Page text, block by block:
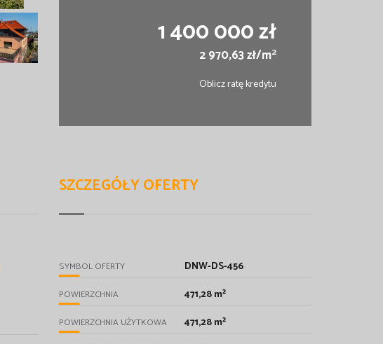
1 400 000 zł
2 970,63 zł/m2
Oblicz ratę kredytu
SZCZEGÓŁY OFERTY
SYMBOL OFERTY DNW-DS-456
POWIERZCHNIA 471,28 m²
POWIERZCHNIA UŻYTKOWA 471,28 m²